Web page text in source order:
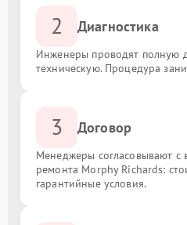
2 Диагностика
Инженеры проводят полную
техническую. Процедура
3 Договор
Менеджеры согласовывают с
ремонта Morphy Richards:
гарантийные условия.